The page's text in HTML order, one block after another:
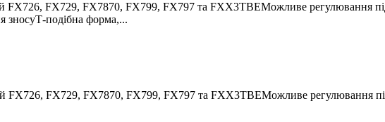
FX729, FX7870, FX799, FX797 та FXX3TBEМожливе регулювання
зносуТ-подібна форма,...
FX729, FX7870, FX799, FX797 та FXX3TBEМожливе регулювання